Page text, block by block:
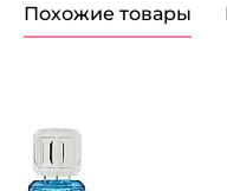
Похожие товары